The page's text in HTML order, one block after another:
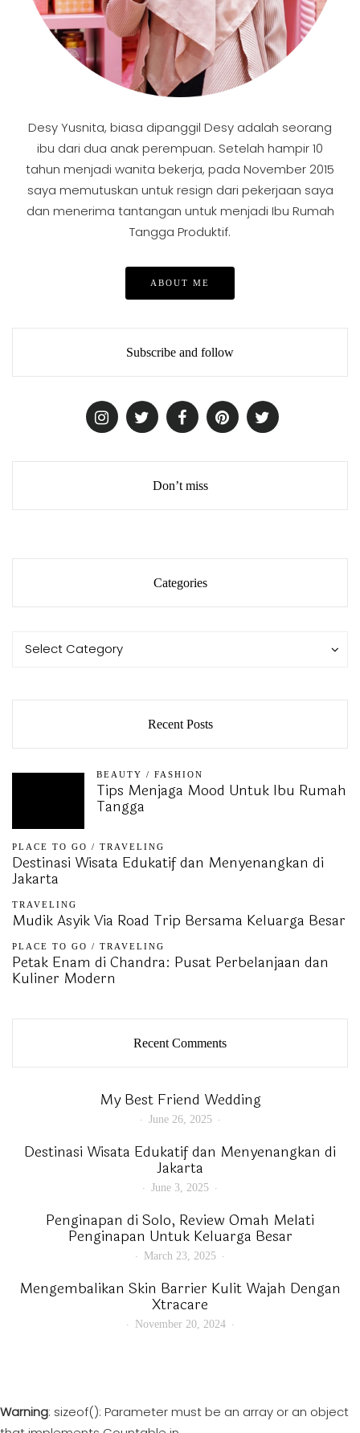
Desy Yusnita, biasa dipanggil Desy adalah seorang
ibu dari dua anak perempuan. Setelah hampir 10
tahun menjadi wanita bekerja, pada November 2015
saya memutuskan untuk resign dari pekerjaan saya
dan menerima tantangan untuk menjadi Ibu Rumah
Tangga Produktif.
ABOUT ME
Subscribe and follow
Don’t miss
Categories
Categories
Select Category
Categories
Recent Posts
BEAUTY / FASHION
Tips Menjaga Mood Untuk Ibu Rumah
Tangga
PLACE TO GO / TRAVELING
Destinasi Wisata Edukatif dan Menyenangkan di
Jakarta
TRAVELING
Mudik Asyik Via Road Trip Bersama Keluarga Besar
PLACE TO GO / TRAVELING
Petak Enam di Chandra: Pusat Perbelanjaan dan
Kuliner Modern
Recent Comments
My Best Friend Wedding
June 26, 2025
Destinasi Wisata Edukatif dan Menyenangkan di
Jakarta
June 3, 2025
Penginapan di Solo, Review Omah Melati
Penginapan Untuk Keluarga Besar
March 23, 2025
Mengembalikan Skin Barrier Kulit Wajah Dengan
Xtracare
November 20, 2024
Warning: sizeof(): Parameter must be an array or an object